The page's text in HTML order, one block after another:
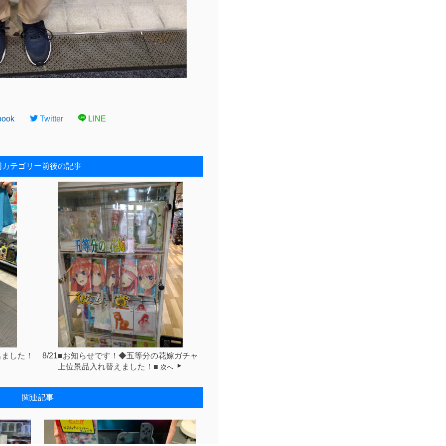
Twitter LINE
カテゴリー前後の記事
した！
8/21■お知らせです！◆五等分の花嫁ガチャ
上位景品入れ替えました！■ 次へ
関連記事